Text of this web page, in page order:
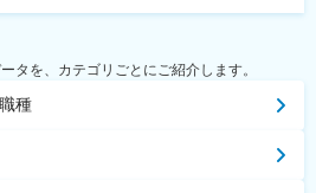
タを、カテゴリごとにご紹介します。
種